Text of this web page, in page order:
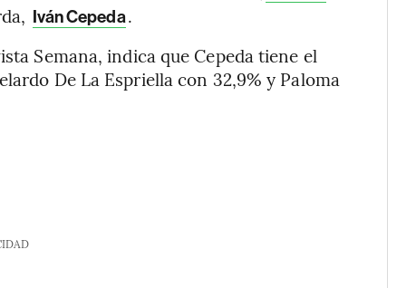
Iván Cepeda.
Semana, indica que Cepeda tiene el
De La Espriella con 32,9% y Paloma